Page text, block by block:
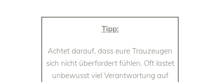
Tipp:
Achtet darauf, dass eure Trauzeugen
sich nicht überfordert fühlen. Oft lastet
unbewusst viel Verantwortung auf